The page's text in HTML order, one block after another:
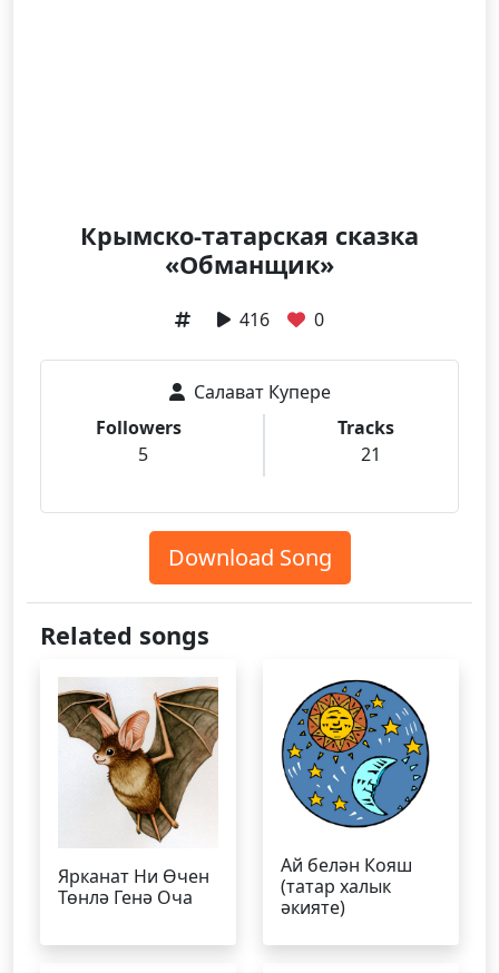
Крымско-татарская сказка
«Обманщик»
416 0
Салават Купере
Followers
5
Tracks
21
Download Song
Related songs
Ярканат Ни Өчен
Төнлә Генә Оча
Ай белән Кояш
(татар халык
әкияте)